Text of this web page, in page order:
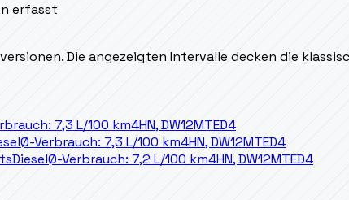
erfasst
Die angezeigten Intervalle decken die
7,3 L/100 km4HN, DW12MTED4
Ø-Verbrauch: 7,3 L/100 km4HN, DW12MTED4
DieselØ-Verbrauch: 7,2 L/100 km4HN, DW12MTED4